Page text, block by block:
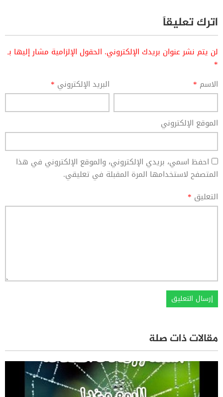
اترك تعليقاً
لن يتم نشر عنوان بريدك الإلكتروني. الحقول الإلزامية مشار إليها بـ
*
الاسم * البريد الإلكتروني *
الموقع الإلكتروني
احفظ اسمي، بريدي الإلكتروني، والموقع الإلكتروني في هذا
المتصفح لاستخدامها المرة المقبلة في تعليقي.
التعليق *
مقالات ذات صلة